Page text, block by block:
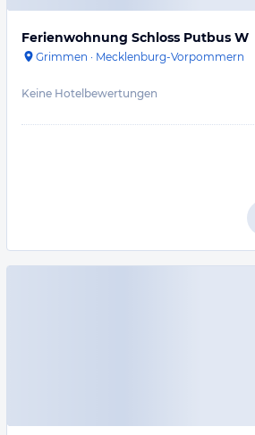
Ferienwohnung Schloss Putbus W
Grimmen · Mecklenburg-Vorpommern
Keine Hotelbewertungen